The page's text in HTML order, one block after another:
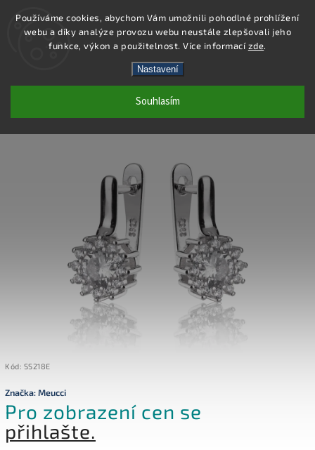
Používáme cookies, abychom Vám umožnili pohodlné prohlížení
webu a díky analýze provozu webu neustále zlepšovali jeho
funkce, výkon a použitelnost. Více informacízde.
Nastavení
Souhlasím
Hledat
SS218E - NÁUŠNICE AG 925/1000
Kód: SS218E
Značka:Meucci
Pro zobrazení cen se
přihlašte.